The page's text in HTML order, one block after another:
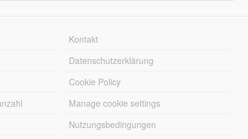
Kontakt
Datenschutzerklärung
Cookie Policy
Manage cookie settings
Nutzungsbedingungen